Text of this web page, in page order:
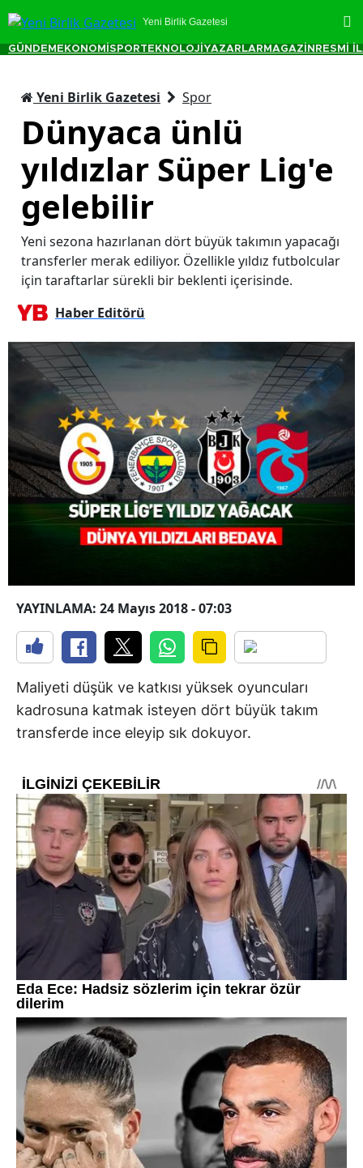
Yeni Birlik Gazetesi
GÜNDEM EKONOMİ SPORTEKNOLOJİ YAZARLAR MAGAZİN RESMİ
Yeni Birlik Gazetesi Spor
Dünyaca ünlü
yıldızlar Süper Lig'e
gelebilir
Yeni sezona hazırlanan dört büyük takımın yapacağı
transferler merak ediliyor. Özellikle yıldız futbolcular
için taraftarlar sürekli bir beklenti içerisinde.
Haber Editörü
YAYINLAMA: 24 Mayıs 2018 - 07:03
Maliyeti düşük ve katkısı yüksek oyuncuları
kadrosuna katmak isteyen dört büyük takım
transferde ince eleyip sık dokuyor.